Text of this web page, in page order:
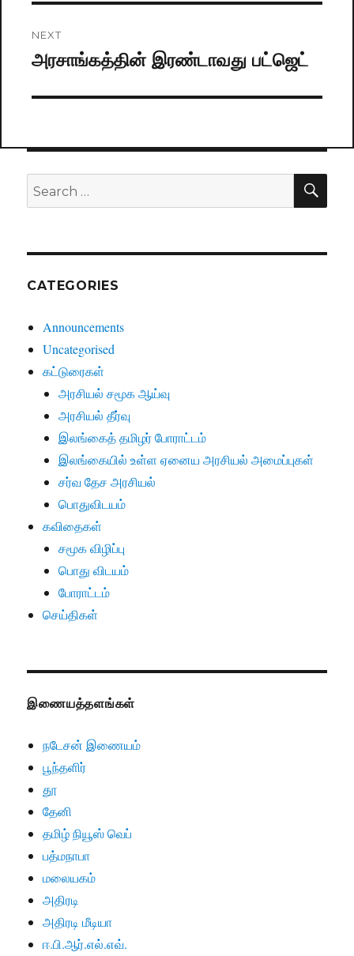
NEXT
Next
அரசாங்கத்தின் இரண்டாவது பட்ஜெட்
Search
for:
CATEGORIES
Announcements
Uncategorised
கட்டுரைகள்
அரசியல் சமூக ஆய்வு
அரசியல் தீர்வு
இலங்கைத் தமிழர் போராட்டம்
இலங்கையில் உள்ள ஏனைய அரசியல் அமைப்புகள்
சர்வ தேச அரசியல்
பொதுவிடயம்
கவிதைகள்
சமூக விழிப்பு
பொது விடயம்
போராட்டம்
செய்திகள்
இணையத்தளங்கள்
நடேசன் இணையம்
பூந்தளிர்
தூ
தேனி
தமிழ் நியூஸ் வெப்
பத்மநாபா
மலையகம்
அதிரடி
அதிரடி மீடியா
ஈ.பி.ஆர்.எல்.எவ்.